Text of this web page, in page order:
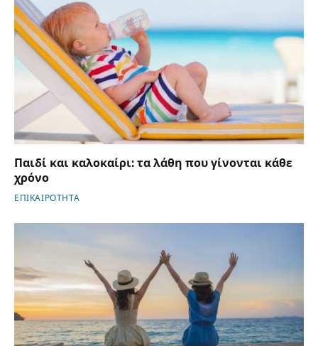
Παιδί και καλοκαίρι: τα λάθη που γίνονται κάθε
χρόνο
ΕΠΙΚΑΙΡΟΤΗΤΑ